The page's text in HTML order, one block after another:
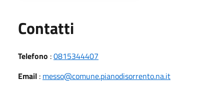
Contatti
Telefono :0815344407
Email : messo@comune.pianodisorrento.na.it